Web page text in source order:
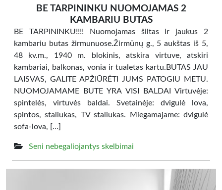
BE TARPININKU NUOMOJAMAS 2
KAMBARIU BUTAS
BE TARPININKU!!!! Nuomojamas šiltas ir jaukus 2
kambariu butas žirmunuose.Žirmūnų g., 5 aukštas iš 5,
48 kv.m., 1940 m. blokinis, atskira virtuve, atskiri
kambariai, balkonas, vonia ir tualetas kartu.BUTAS JAU
LAISVAS, GALITE APŽIŪRĖTI JUMS PATOGIU METU.
NUOMOJAMAME BUTE YRA VISI BALDAI Virtuvėje:
spintelės, virtuvės baldai. Svetainėje: dvigulė lova,
spintos, staliukas, TV staliukas. Miegamajame: dvigulė
sofa-lova, […]
Seni nebegaliojantys skelbimai